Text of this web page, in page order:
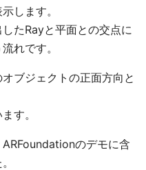
します。
たRayと平面との交点に
れです。
ブジェクトの正面方向と
す。
のデモに含